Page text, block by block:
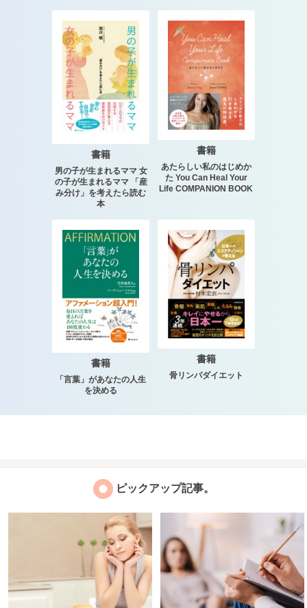
書籍
男の子が生まれるママ 女
の子が生まれるママ 「産
み分け」を考えたら読む
本
書籍
あたらしい私のはじめか
た You Can Heal Your
Life COMPANION BOOK
書籍
「言葉」があなたの人生
を決める
書籍
骨リンパダイエット
ピックアップ記事。